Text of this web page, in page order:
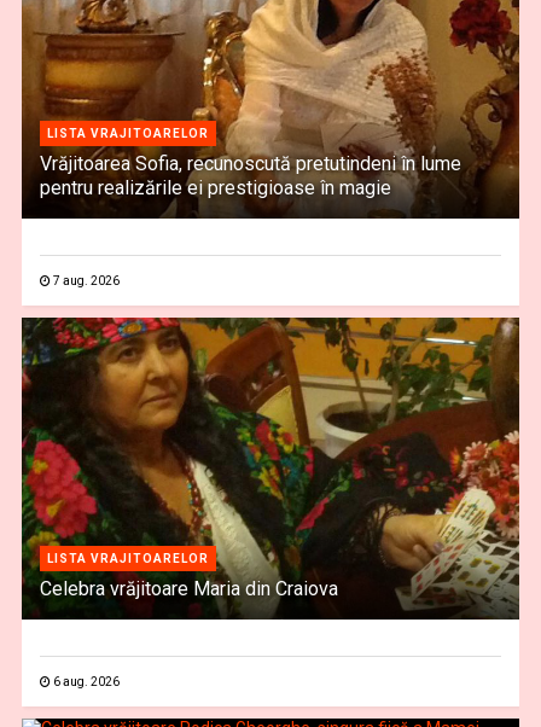
LISTA VRAJITOARELOR
Vrăjitoarea Sofia, recunoscută pretutindeni în lume
pentru realizările ei prestigioase în magie
7 aug. 2026
LISTA VRAJITOARELOR
Celebra vrăjitoare Maria din Craiova
6 aug. 2026